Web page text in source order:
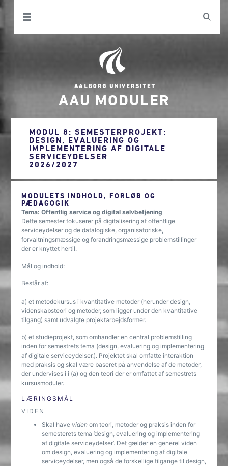
AAU MODULER
MODUL 8: SEMESTERPROJEKT:
DESIGN, EVALUERING OG
IMPLEMENTERING AF DIGITALE
SERVICEYDELSER
2026/2027
MODULETS INDHOLD, FORLØB OG
PÆDAGOGIK
Tema: Offentlig service og digital selvbetjening
Dette semester fokuserer på digitalisering af offentlige
serviceydelser og de datalogiske, organisatoriske,
forvaltningsmæssige og forandringsmæssige problemstillinger
der er knyttet hertil.
Mål og indhold:
Består af:
a) et metodekursus i kvantitative metoder (herunder design,
videnskabsteori og metoder, som ligger under den kvantitative
tilgang) samt udvalgte projektarbejdsformer.
b) et studieprojekt, som omhandler en central problemstilling
inden for semestrets tema (design, evaluering og implementering
af digitale serviceydelser.). Projektet skal omfatte interaktion
med praksis og skal være baseret på anvendelse af de metoder,
der undervises i i (a) og den teori der er omfattet af semestrets
kursusmoduler.
LÆRINGSMÅL
VIDEN
Skal have viden om teori, metoder og praksis inden for
semesterets tema ’design, evaluering og implementering
af digitale serviceydelser’. Det gælder en generel viden
om design, evaluering og implementering af digitale
serviceydelser, men også de forskellige tilgange til design,